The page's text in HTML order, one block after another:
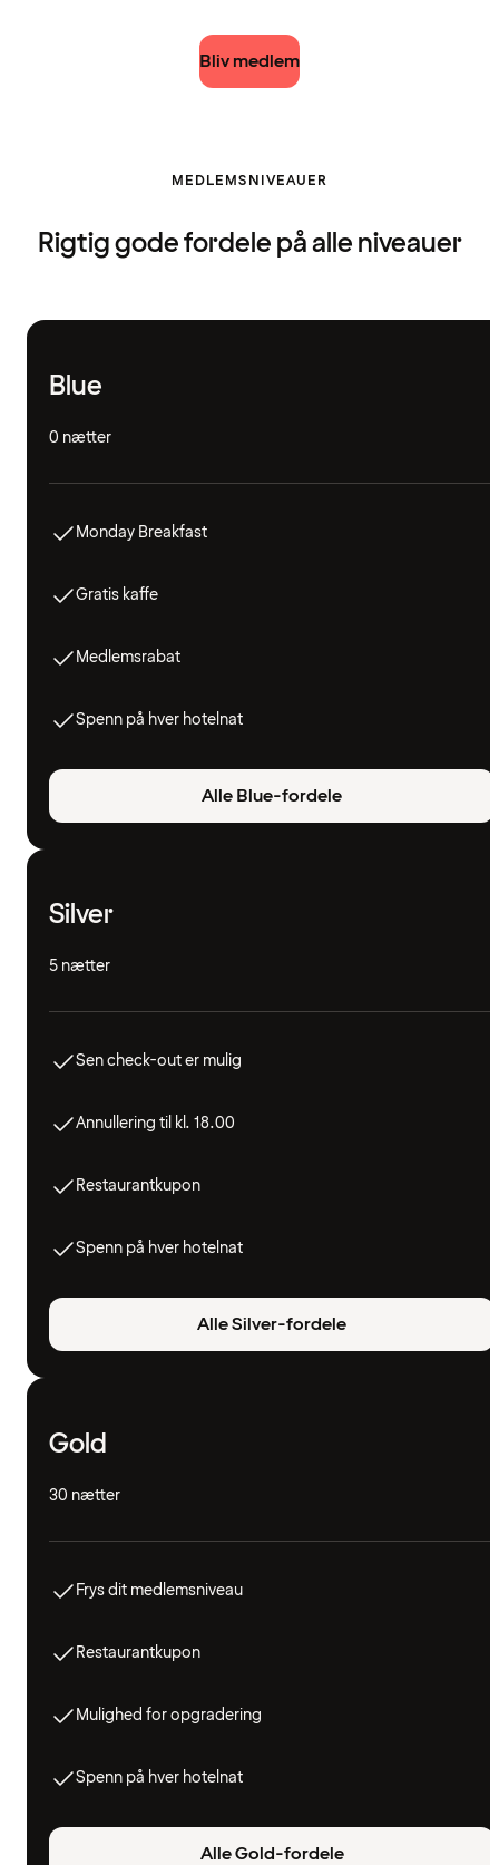
Bliv medlem
MEDLEMSNIVEAUER
Rigtig gode fordele på alle niveauer
Blue
0 nætter
Monday Breakfast
Gratis kaffe
Medlemsrabat
Spenn på hver hotelnat
Alle Blue-fordele
Silver
5 nætter
Sen check-out er mulig
Annullering til kl. 18.00
Restaurantkupon
Spenn på hver hotelnat
Alle Silver-fordele
Gold
30 nætter
Frys dit medlemsniveau
Restaurantkupon
Mulighed for opgradering
Spenn på hver hotelnat
Alle Gold-fordele